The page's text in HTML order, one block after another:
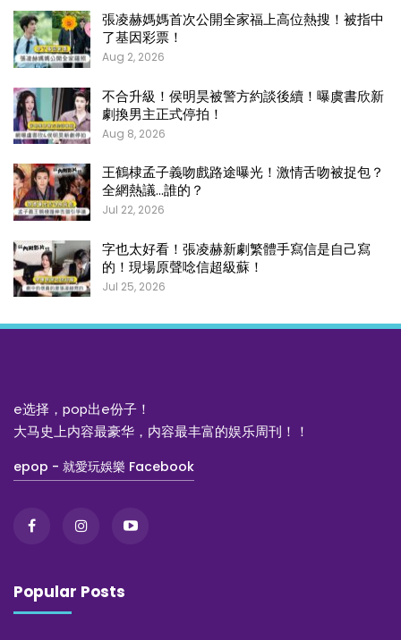
張凌赫媽媽首次公開全家福上高位熱搜！被指中
了基因彩票！
Aug 2, 2026
不合升級！侯明昊被警方約談後續！曝虞書欣新
劇換男主正式停拍！
Aug 8, 2026
王鶴棣孟子義吻戲路途曝光！激情舌吻被捉包？
全網熱議…誰的？
Jul 22, 2026
字也太好看！張凌赫新劇繁體手寫信是自己寫
的！現場原聲唸信超級蘇！
Jul 25, 2026
e选择，pop出e份子！
大马史上内容最豪华，内容最丰富的娱乐周刊！！
epop - 就愛玩娛樂 Facebook
Popular Posts